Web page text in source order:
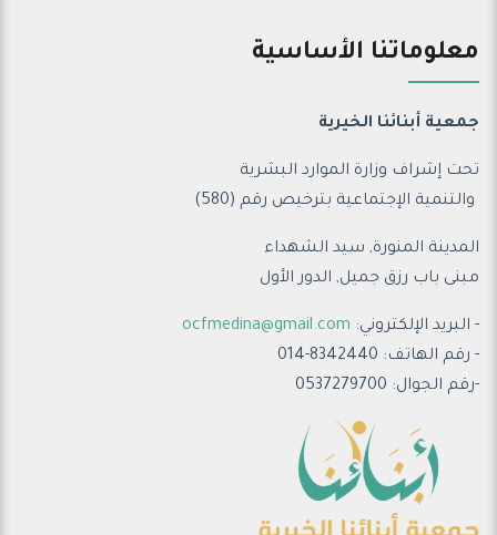
معلوماتنا الأساسية
جمعية أبنائنا الخيرية
تحت إشراف وزارة الموارد البشرية
والتنمية الإجتماعية بترخيص رقم (580)
المدينة المنورة, سيد الشهداء
مبنى باب رزق جميل, الدور الأول
- البريد الإلكتروني: ocfmedina@gmail.com
- رقم الهاتف: 8342440-014
-رقم الجوال: 0537279700